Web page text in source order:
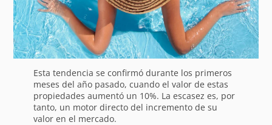
Esta tendencia se confirmó durante los primeros
meses del año pasado, cuando el valor de estas
propiedades aumentó un 10%. La escasez es, por
tanto, un motor directo del incremento de su
valor en el mercado.